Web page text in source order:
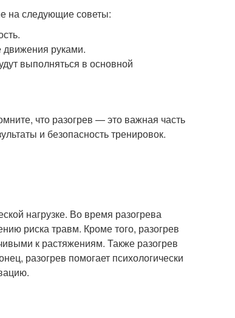
на следующие советы:
движения руками.
выполняться в основной
что разогрев — это важная часть
и безопасность тренировок.
нагрузке. Во время разогрева
риска травм. Кроме того, разогрев
к растяжениям. Также разогрев
разогрев помогает психологически